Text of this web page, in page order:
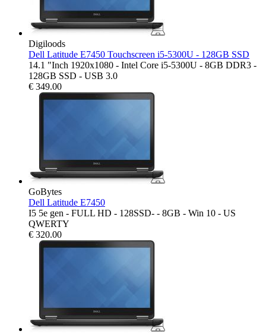
Digiloods
Dell Latitude E7450 Touchscreen i5-5300U - 128GB SSD
14.1 "Inch 1920x1080 - Intel Core i5-5300U - 8GB DDR3 -
128GB SSD - USB 3.0
€ 349.00
GoBytes
Dell Latitude E7450
I5 5e gen - FULL HD - 128SSD- - 8GB - Win 10 - US
QWERTY
€ 320.00